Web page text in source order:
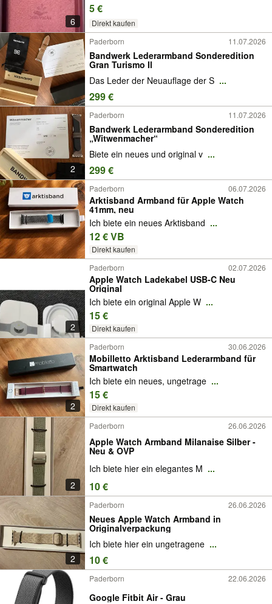
6
5 €
Direkt kaufen
Paderborn
11.07.2026
Bandwerk Lederarmband Sonderedition
Gran Turismo Il
Das Leder der Neuauflage der S ...
299 €
2
Paderborn 11.07.2026
Bandwerk Lederarmband Sonderedition
„Witwenmacher“
Biete ein neues und original v ...
299 €
Paderborn 06.07.2026
Arktisband Armband für Apple Watch
41mm, neu
Ich biete ein neues Arktisband ...
12 € VB
Direkt kaufen
2
Paderborn 02.07.2026
Apple Watch Ladekabel USB-C Neu
Original
Ich biete ein original Apple W ...
15 €
Direkt kaufen
2
Paderborn 30.06.2026
Mobilletto Arktisband Lederarmband für
Smartwatch
Ich biete ein neues, ungetrage ...
15 €
Direkt kaufen
2
Paderborn 26.06.2026
Apple Watch Armband Milanaise Silber -
Neu & OVP
Ich biete hier ein elegantes M ...
10 €
2
Paderborn 26.06.2026
Neues Apple Watch Armband in
Originalverpackung
Ich biete hier ein ungetragene ...
10 €
Paderborn 22.06.2026
Google Fitbit Air - Grau